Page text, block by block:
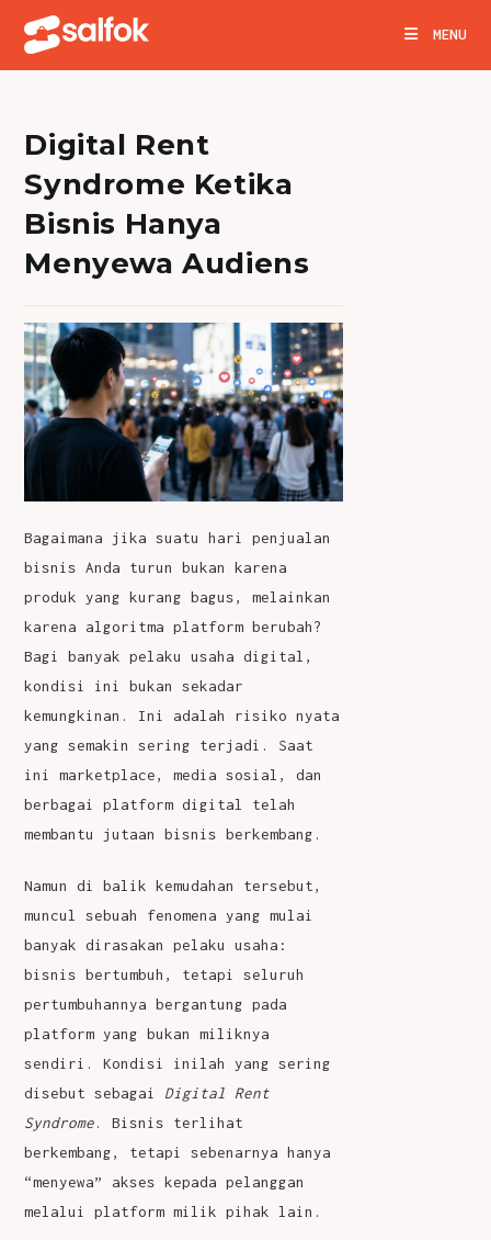
content
MENU
Digital Rent
Syndrome Ketika
Bisnis Hanya
Menyewa Audiens
Bagaimana jika suatu hari penjualan
bisnis Anda turun bukan karena
produk yang kurang bagus, melainkan
karena algoritma platform berubah?
Bagi banyak pelaku usaha digital,
kondisi ini bukan sekadar
kemungkinan. Ini adalah risiko nyata
yang semakin sering terjadi. Saat
ini marketplace, media sosial, dan
berbagai platform digital telah
membantu jutaan bisnis berkembang.
Namun di balik kemudahan tersebut,
muncul sebuah fenomena yang mulai
banyak dirasakan pelaku usaha:
bisnis bertumbuh, tetapi seluruh
pertumbuhannya bergantung pada
platform yang bukan miliknya
sendiri. Kondisi inilah yang sering
disebut sebagai Digital Rent
Syndrome. Bisnis terlihat
berkembang, tetapi sebenarnya hanya
“menyewa” akses kepada pelanggan
melalui platform milik pihak lain.